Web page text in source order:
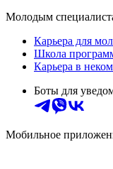
Молодым
Карьера для
Школа
Карьера в
Боты для
Мобильное